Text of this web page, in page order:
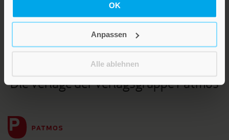
OK
Anpassen
Alle ablehnen
NEWSLETTER
KARRIERE
KUNDENINFO
Die Verlage der Verlagsgruppe Patmos